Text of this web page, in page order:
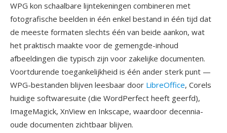
WPG kon schaalbare lijntekeningen combineren met
fotografische beelden in één enkel bestand in één tijd dat
de meeste formaten slechts één van beide aankon, wat
het praktisch maakte voor de gemengde-inhoud
afbeeldingen die typisch zijn voor zakelijke documenten.
Voortdurende toegankelijkheid is één ander sterk punt —
WPG-bestanden blijven leesbaar door LibreOffice, Corels
huidige softwaresuite (die WordPerfect heeft geerfd),
ImageMagick, XnView en Inkscape, waardoor decennia-
oude documenten zichtbaar blijven.